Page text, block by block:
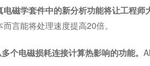
磁学套件中的新分析功能将让工程师
言能将处理速度提高20倍。
个电磁损耗连接计算热影响的功能。